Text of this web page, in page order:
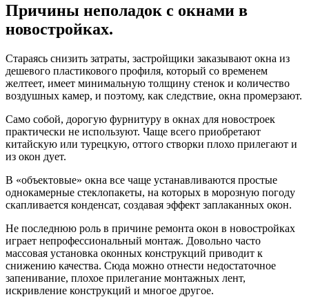
Причины неполадок с окнами в
новостройках.
Стараясь снизить затраты, застройщики заказывают окна из
дешевого пластикового профиля, который со временем
желтеет, имеет минимальную толщину стенок и количество
воздушных камер, и поэтому, как следствие, окна промерзают.
Само собой, дорогую фурнитуру в окнах для новостроек
практически не используют. Чаще всего приобретают
китайскую или турецкую, оттого створки плохо прилегают и
из окон дует.
В «объектовые» окна все чаще устанавливаются простые
однокамерные стеклопакеты, на которых в морозную погоду
скапливается конденсат, создавая эффект заплаканных окон.
Не последнюю роль в причине ремонта окон в новостройках
играет непрофессиональный монтаж. Довольно часто
массовая установка оконных конструкций приводит к
снижению качества. Сюда можно отнести недостаточное
запенивание, плохое прилегание монтажных лент,
искривление конструкций и многое другое.